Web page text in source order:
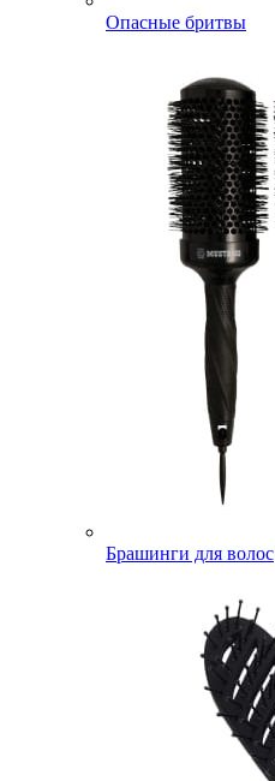
Опасные бритвы
Брашинги для волос